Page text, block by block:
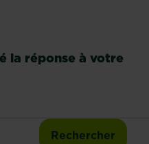
la réponse à votre